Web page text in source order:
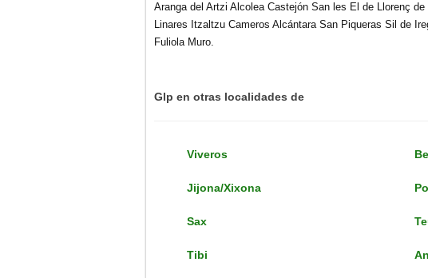
Aranga del Artzi Alcolea Castejón San les El de Llorenç
Linares Itzaltzu Cameros Alcántara San Piqueras Sil de
Fuliola Muro.
Glp en otras localidades de
Viveros
Jijona/Xixona
Sax
Tibi